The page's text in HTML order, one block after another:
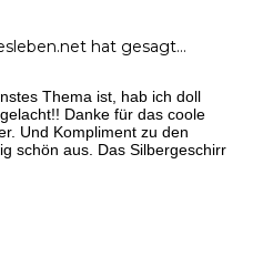
hat gesagt…
Thema ist, hab ich doll
Danke für das coole
Und Kompliment zu den
schön aus. Das Silbergeschirr